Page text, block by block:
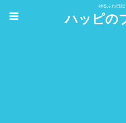
ゆるふわ日記
ハッピの